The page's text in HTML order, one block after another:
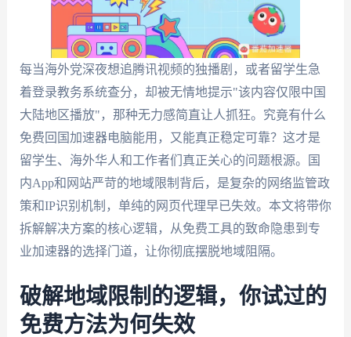
每当海外党深夜想追腾讯视频的独播剧，或者留学生急
着登录教务系统查分，却被无情地提示"该内容仅限中国
大陆地区播放"，那种无力感简直让人抓狂。究竟有什么
免费回国加速器电脑能用，又能真正稳定可靠？这才是
留学生、海外华人和工作者们真正关心的问题根源。国
内App和网站严苛的地域限制背后，是复杂的网络监管政
策和IP识别机制，单纯的网页代理早已失效。本文将带你
拆解解决方案的核心逻辑，从免费工具的致命隐患到专
业加速器的选择门道，让你彻底摆脱地域阻隔。
破解地域限制的逻辑，你试过的
免费方法为何失效